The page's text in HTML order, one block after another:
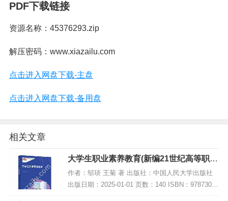
PDF下载链接
资源名称：45376293.zip
解压密码：www.xiazailu.com
点击进入网盘下载-主盘
点击进入网盘下载-备用盘
相关文章
大学生职业素养教育(新编21世纪高等职业
教育精品教材·通识课系列),PDF下载
作者：邬琰 王菊 著 出版社：中国人民大学出版社
出版日期：2025-01-01 页数：140 ISBN：97873003
29963 电子书大小：221MB [高清扫描版PDF格式]